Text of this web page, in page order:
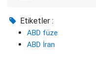
Etiketler :
ABD füze
ABD İran